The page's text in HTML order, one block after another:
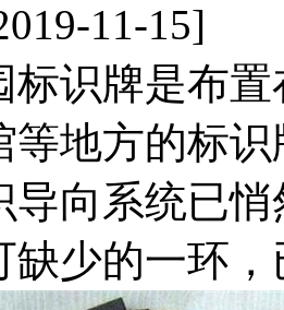
11-15]
标识牌是布
等地方的标
导向系统已
缺少的一环